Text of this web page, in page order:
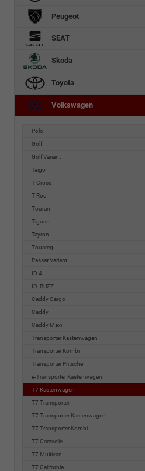
Peugeot
SEAT
Skoda
Toyota
Volkswagen
Polo
Golf
Golf Variant
Taigo
T-Cross
T-Roc
Touran
Tiguan
Tayron
Touareg
Passat Variant
ID.4
ID. BUZZ
Caddy Cargo
Caddy
Caddy Maxi
Transporter Kastenwagen
Transporter Kombi
Transporter Pritsche
e-Transporter Kastenwagen
T7 Kastenwagen
T7 Transporter
T7 Transporter Kastenwagen
T7 Transporter Kombi
T7 Caravelle
T7 Multivan
T7 California